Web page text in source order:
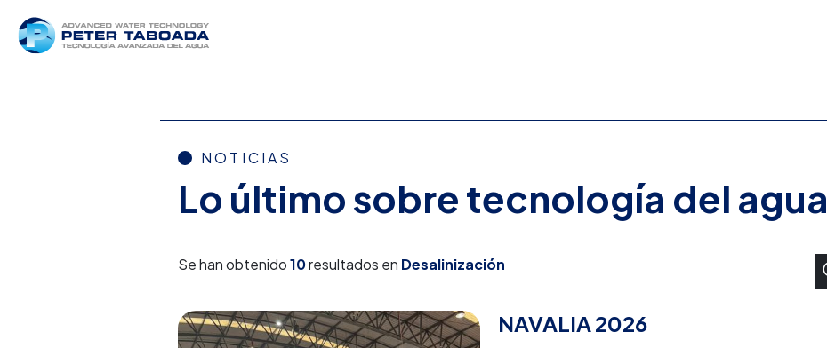
NOTICIAS
Lo último sobre tecnología del agua
Se han obtenido10resultados en Desalinización
NAVALIA 2026